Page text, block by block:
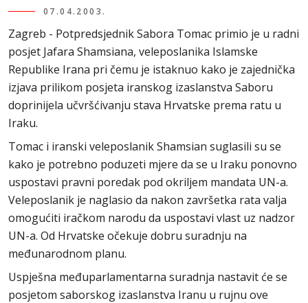
07.04.2003.
Zagreb - Potpredsjednik Sabora Tomac primio je u radni
posjet Jafara Shamsiana, veleposlanika Islamske
Republike Irana pri čemu je istaknuo kako je zajednička
izjava prilikom posjeta iranskog izaslanstva Saboru
doprinijela učvršćivanju stava Hrvatske prema ratu u
Iraku.
Tomac i iranski veleposlanik Shamsian suglasili su se
kako je potrebno poduzeti mjere da se u Iraku ponovno
uspostavi pravni poredak pod okriljem mandata UN-a.
Veleposlanik je naglasio da nakon završetka rata valja
omogućiti iračkom narodu da uspostavi vlast uz nadzor
UN-a. Od Hrvatske očekuje dobru suradnju na
međunarodnom planu.
Uspješna međuparlamentarna suradnja nastavit će se
posjetom saborskog izaslanstva Iranu u rujnu ove